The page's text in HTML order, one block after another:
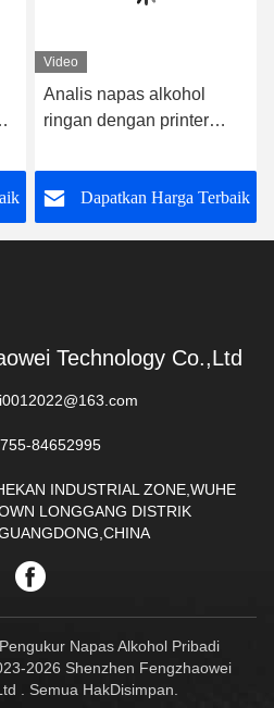
Video
Analis napas alkohol
ringan dengan printer
200000
Dapatkan Harga Terbaik
Technology Co.,Ltd
84652995
INDUSTRIAL ZONE,WUHE
LONGGANG DISTRIK
Napas Alkohol Pribadi
2026 Shenzhen Fengzhaowei
. Semua HakDisimpan.